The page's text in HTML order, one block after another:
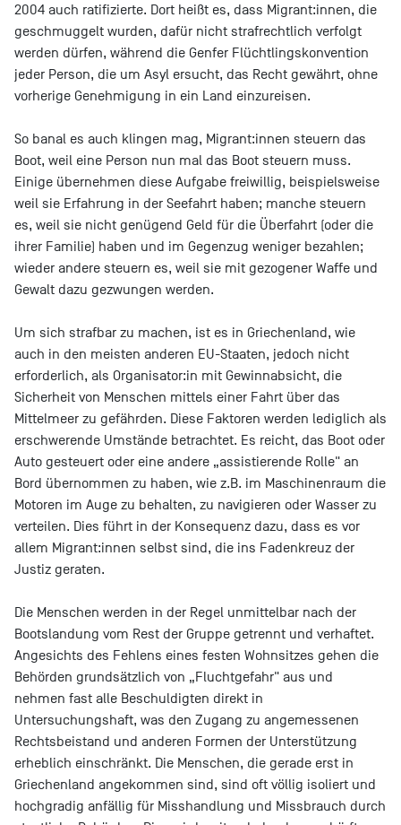
2004 auch ratifizierte. Dort heißt es, dass Migrant:innen, die
geschmuggelt wurden, dafür nicht strafrechtlich verfolgt
werden dürfen, während die Genfer Flüchtlingskonvention
jeder Person, die um Asyl ersucht, das Recht gewährt, ohne
vorherige Genehmigung in ein Land einzureisen.
So banal es auch klingen mag, Migrant:innen steuern das
Boot, weil eine Person nun mal das Boot steuern muss.
Einige übernehmen diese Aufgabe freiwillig, beispielsweise
weil sie Erfahrung in der Seefahrt haben; manche steuern
es, weil sie nicht genügend Geld für die Überfahrt (oder die
ihrer Familie) haben und im Gegenzug weniger bezahlen;
wieder andere steuern es, weil sie mit gezogener Waffe und
Gewalt dazu gezwungen werden.
Um sich strafbar zu machen, ist es in Griechenland, wie
auch in den meisten anderen EU-Staaten, jedoch nicht
erforderlich, als Organisator:in mit Gewinnabsicht, die
Sicherheit von Menschen mittels einer Fahrt über das
Mittelmeer zu gefährden. Diese Faktoren werden lediglich als
erschwerende Umstände betrachtet. Es reicht, das Boot oder
Auto gesteuert oder eine andere „assistierende Rolle" an
Bord übernommen zu haben, wie z.B. im Maschinenraum die
Motoren im Auge zu behalten, zu navigieren oder Wasser zu
verteilen. Dies führt in der Konsequenz dazu, dass es vor
allem Migrant:innen selbst sind, die ins Fadenkreuz der
Justiz geraten.
Die Menschen werden in der Regel unmittelbar nach der
Bootslandung vom Rest der Gruppe getrennt und verhaftet.
Angesichts des Fehlens eines festen Wohnsitzes gehen die
Behörden grundsätzlich von „Fluchtgefahr" aus und
nehmen fast alle Beschuldigten direkt in
Untersuchungshaft, was den Zugang zu angemessenen
Rechtsbeistand und anderen Formen der Unterstützung
erheblich einschränkt. Die Menschen, die gerade erst in
Griechenland angekommen sind, sind oft völlig isoliert und
hochgradig anfällig für Misshandlung und Missbrauch durch